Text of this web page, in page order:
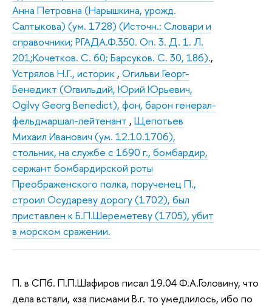
Анна Петровна (Нарышкина, урожд.
Салтыкова) (ум. 1728) (Источн.: Словари и
справочники; РГАДА.Ф.350. Оп. 3. Д. 1. Л.
201;Кочетков. С. 60; Барсуков. С. 30, 186).,
Устрялов Н.Г., историк , Огильви Георг-
Бенедикт (Огвильдий, Юрий Юрьевич,
Ogilvy Georg Benedict), фон, барон генерал-
фельдмаршал-лейтенант , Щепотьев
Михаил Иванович (ум. 12.10.1706),
стольник, на службе с 1690 г., бомбардир,
сержант бомбардирской роты
Преображенского полка, порученец П.,
строил Осудареву дорогу (1702), был
приставлен к Б.П.Шереметеву (1705), убит
в морском сражении.
П. в СПб. П.П.Шафиров писал 19.04 Ф.А.Головину, что
дела встали, «за писмами В.г. то умедлилось, ибо по